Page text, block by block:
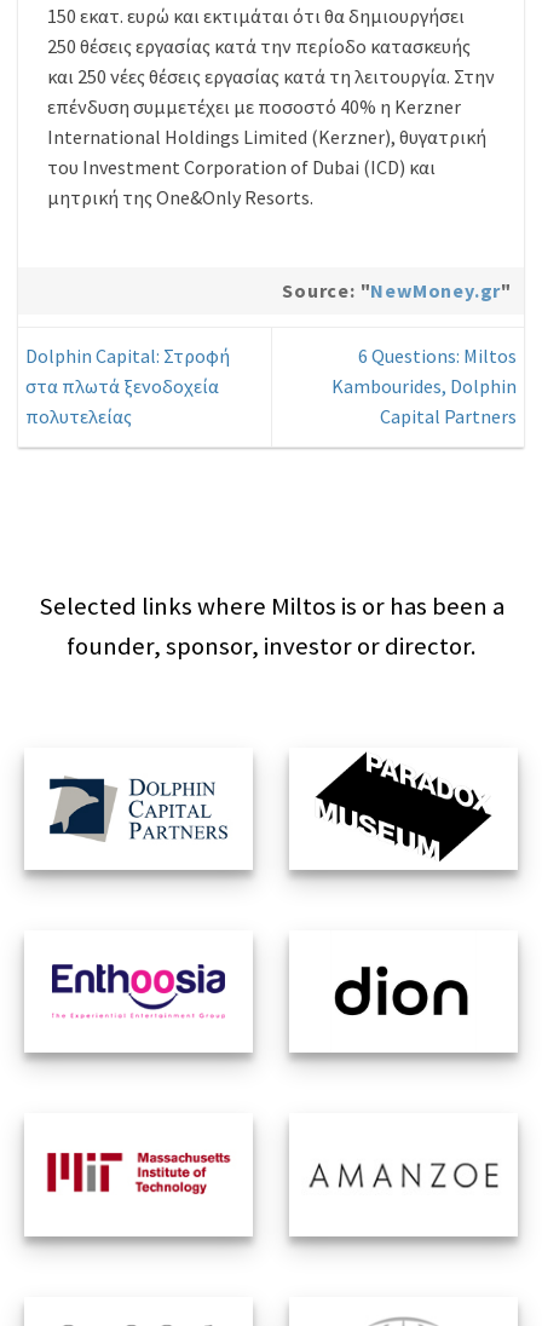
150 εκατ. ευρώ και εκτιμάται ότι θα δημιουργήσει
250 θέσεις εργασίας κατά την περίοδο κατασκευής
και 250 νέες θέσεις εργασίας κατά τη λειτουργία. Στην
επένδυση συμμετέχει με ποσοστό 40% η Kerzner
International Holdings Limited (Kerzner), θυγατρική
του Investment Corporation of Dubai (ICD) και
μητρική της One&Only Resorts.
Source: "NewMoney.gr"
Dolphin Capital: Στροφή
στα πλωτά ξενοδοχεία
πολυτελείας
6 Questions: Miltos
Kambourides, Dolphin
Capital Partners
Selected links where Miltos is or has been a
founder, sponsor, investor or director.